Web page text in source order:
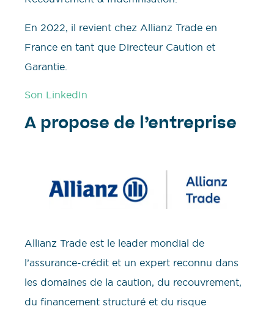
En 2022, il revient chez Allianz Trade en
France en tant que Directeur Caution et
Garantie.
Son LinkedIn
A propose de l’entreprise
Allianz Trade est le leader mondial de
l’assurance-crédit et un expert reconnu dans
les domaines de la caution, du recouvrement,
du financement structuré et du risque